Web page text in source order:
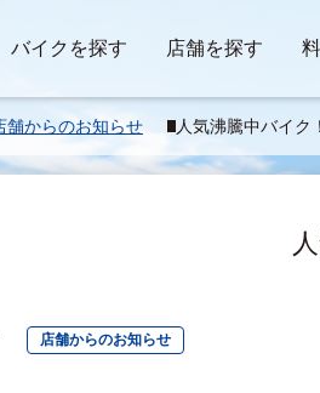
バイクを探す 店舗を探す
舗からのお知らせ 人気沸騰中バイク
店舗からのお知らせ